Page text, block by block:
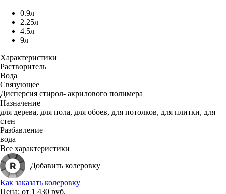
0.9л
2.25л
4.5л
9л
Характеристики
Растворитель
Вода
Связующее
Дисперсия стирол- акрилового полимера
Назначение
для дерева, для пола, для обоев, для потолков, для плитки, для
стен
Разбавление
вода
Все характеристики
Добавить колеровку
Как заказать колеровку
Цена: от 1 430 руб.